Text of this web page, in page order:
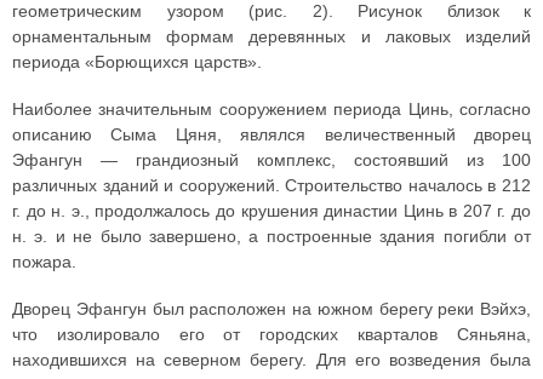
геометрическим узором (рис. 2). Рисунок близок к
орнаментальным формам деревянных и лаковых изделий
периода «Борющихся царств».
Наиболее значительным сооружением периода Цинь, согласно
описанию Сыма Цяня, являлся величественный дворец
Эфангун — грандиозный комплекс, состоявший из 100
различных зданий и сооружений. Строительство началось в 212
г. до н. э., продолжалось до крушения династии Цинь в 207 г. до
н. э. и не было завершено, а построенные здания погибли от
пожара.
Дворец Эфангун был расположен на южном берегу реки Вэйхэ,
что изолировало его от городских кварталов Сяньяна,
находившихся на северном берегу. Для его возведения была